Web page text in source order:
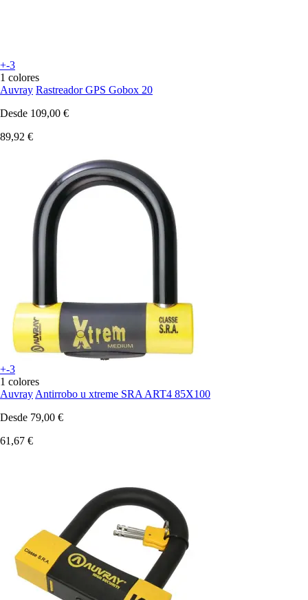
+-3
1 colores
Auvray Rastreador GPS Gobox 20
Desde 109,00 €
89,92 €
+-3
1 colores
Auvray Antirrobo u xtreme SRA ART4 85X100
Desde 79,00 €
61,67 €